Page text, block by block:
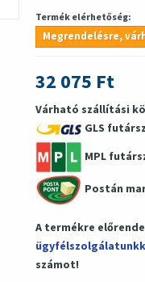
Termék elérhetőség:
Megrendelésre,
32 075 Ft
Várható szállítási
GLS
MPL
Postán
A termékre
számot!